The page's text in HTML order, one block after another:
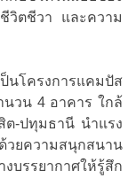
ชีวิตชีวา และความ
โครงการแคมปัส
วน 4 อาคาร ใกล้
ต-ปทุมธานี นำแรง
ยความสนุกสนาน
บรรยากาศให้รู้สึก